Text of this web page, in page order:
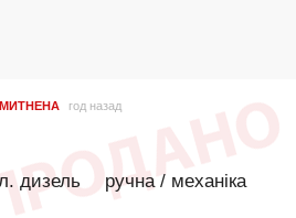
год назад
дизель ручна / механіка